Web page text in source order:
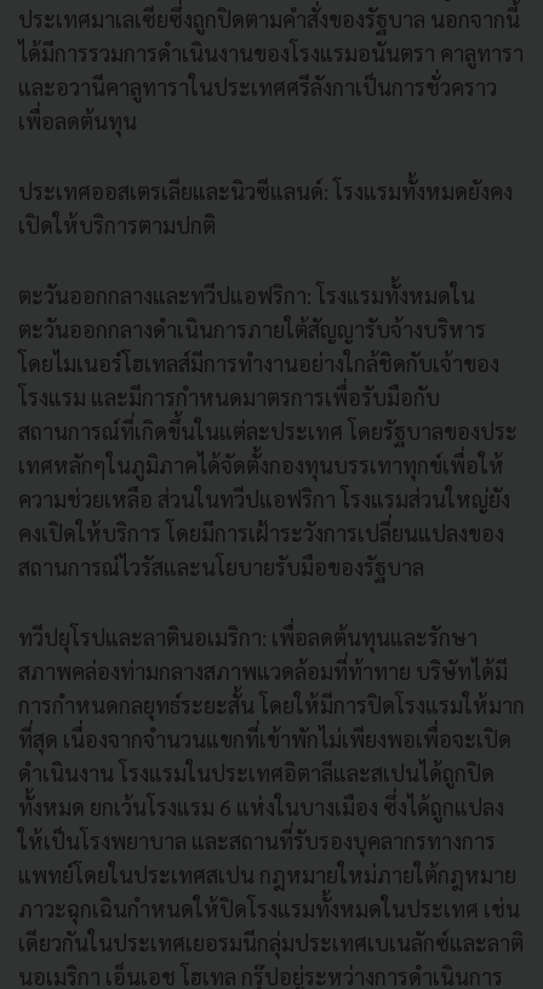
ประเทศมาเลเซียซึ่งถูกปิดตามคําสั่งของรัฐบาล นอกจากนี้
ได้มีการรวมการดําเนินงานของโรงแรมอนันตรา คาลูทารา
และอวานีคาลูทาราในประเทศศรีลังกาเป็นการชั่วคราว
เพื่อลดต้นทุน
ประเทศออสเตรเลียและนิวซีแลนด์: โรงแรมทั้งหมดยังคง
เปิดให้บริการตามปกติ
ตะวันออกกลางและทวีปแอฟริกา: โรงแรมทั้งหมดใน
ตะวันออกกลางดําเนินการภายใต้สัญญารับจ้างบริหาร
โดยไมเนอร์โฮเทลส์มีการทํางานอย่างใกล้ชิดกับเจ้าของ
โรงแรม และมีการกําหนดมาตรการเพื่อรับมือกับ
สถานการณ์ที่เกิดขึ้นในแต่ละประเทศ โดยรัฐบาลของประ
เทศหลักๆในภูมิภาคได้จัดตั้งกองทุนบรรเทาทุกข์เพื่อให้
ความช่วยเหลือ ส่วนในทวีปแอฟริกา โรงแรมส่วนใหญ่ยัง
คงเปิดให้บริการ โดยมีการเฝ้าระวังการเปลี่ยนแปลงของ
สถานการณ์ไวรัสและนโยบายรับมือของรัฐบาล
ทวีปยุโรปและลาตินอเมริกา: เพื่อลดต้นทุนและรักษา
สภาพคล่องท่ามกลางสภาพแวดล้อมที่ท้าทาย บริษัทได้มี
การกําหนดกลยุทธ์ระยะสั้น โดยให้มีการปิดโรงแรมให้มาก
ที่สุด เนื่องจากจํานวนแขกที่เข้าพักไม่เพียงพอเพื่อจะเปิด
ดําเนินงาน โรงแรมในประเทศอิตาลีและสเปนได้ถูกปิด
ทั้งหมด ยกเว้นโรงแรม 6 แห่งในบางเมือง ซึ่งได้ถูกแปลง
ให้เป็นโรงพยาบาล และสถานที่รับรองบุคลากรทางการ
แพทย์โดยในประเทศสเปน กฎหมายใหม่ภายใต้กฎหมาย
ภาวะฉุกเฉินกําหนดให้ปิดโรงแรมทั้งหมดในประเทศ เช่น
เดียวกันในประเทศเยอรมนีกลุ่มประเทศเบเนลักซ์และลาติ
นอเมริกา เอ็นเอช โฮเทล กรุ๊ปอยู่ระหว่างการดําเนินการ